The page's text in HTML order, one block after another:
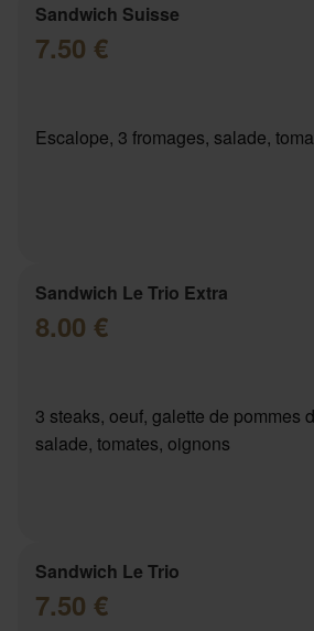
Sandwich Suisse
7.50 €
Escalope, 3 fromages, salade,
Sandwich Le Trio Extra
8.00 €
3 steaks, oeuf, galette de pommes
salade, tomates, oignons
Sandwich Le Trio
7.50 €